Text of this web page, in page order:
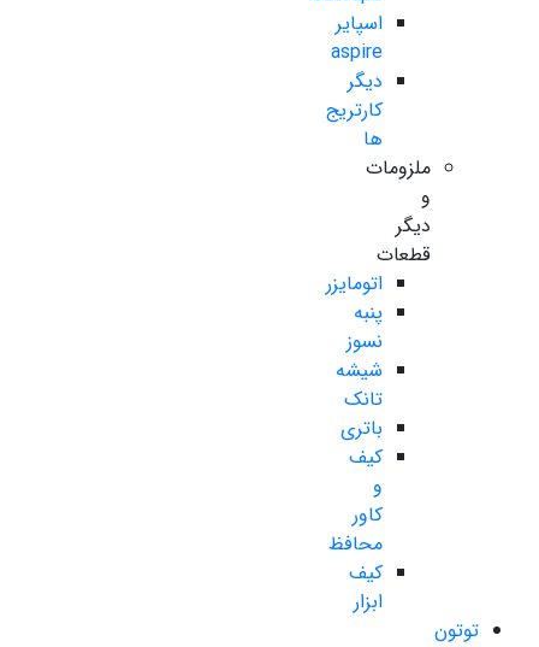
اسپایر
aspire
دیگر
کارتریج
ها
ملزومات
و
دیگر
قطعات
اتومایزر
پنبه
نسوز
شیشه
تانک
باتری
کیف
و
کاور
محافظ
کیف
ابزار
توتون